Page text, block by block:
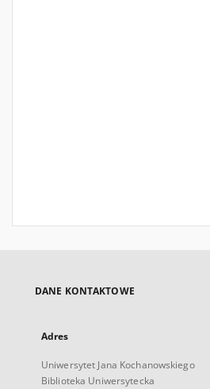
DANE KONTAKTOWE
Adres
Uniwersytet Jana Kochanowskiego
Biblioteka Uniwersytecka